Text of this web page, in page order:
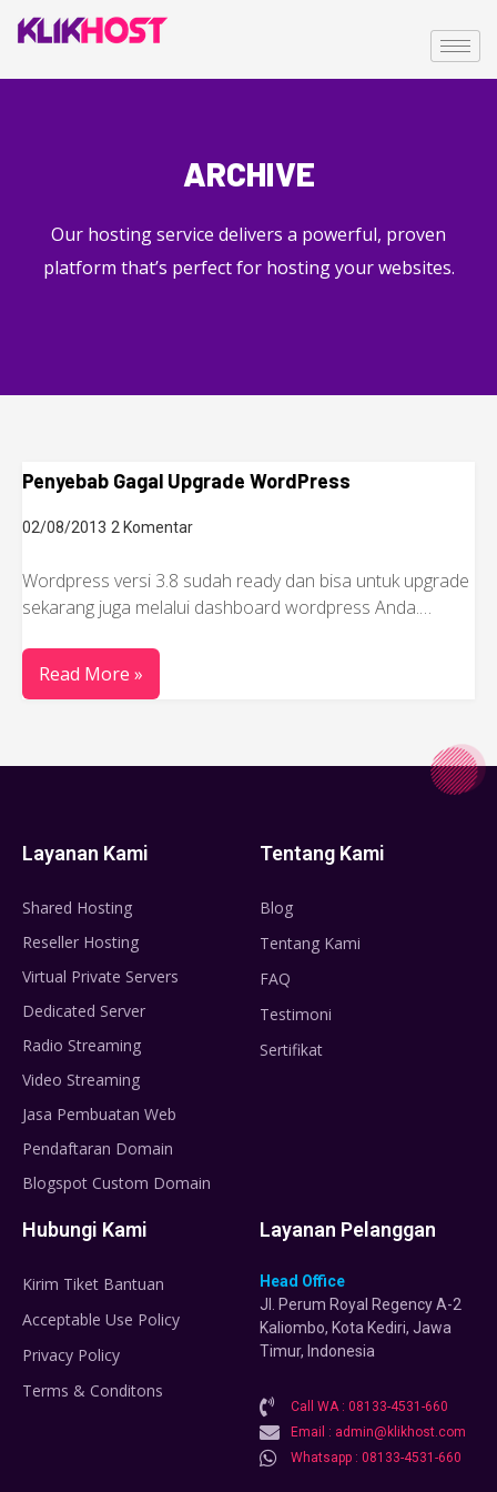
ARCHIVE
Our hosting service delivers a powerful, proven
platform that’s perfect for hosting your websites.
Penyebab Gagal Upgrade WordPress
02/08/2013 2 Komentar
Wordpress versi 3.8 sudah ready dan bisa untuk upgrade
sekarang juga melalui dashboard wordpress Anda.…
Read More »
Layanan Kami
Shared Hosting
Reseller Hosting
Virtual Private Servers
Dedicated Server
Radio Streaming
Video Streaming
Jasa Pembuatan Web
Pendaftaran Domain
Blogspot Custom Domain
Tentang Kami
Blog
Tentang Kami
FAQ
Testimoni
Sertifikat
Hubungi Kami
Kirim Tiket Bantuan
Acceptable Use Policy
Privacy Policy
Terms & Conditons
Layanan Pelanggan
Head Office
Jl. Perum Royal Regency A-2
Kaliombo, Kota Kediri, Jawa
Timur, Indonesia
Call WA : 08133-4531-660
Email : admin@klikhost.com
Whatsapp : 08133-4531-660